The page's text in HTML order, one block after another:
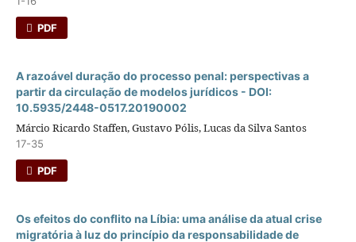
PDF
A razoável duração do processo penal: perspectivas a
partir da circulação de modelos jurí­dicos - DOI:
10.5935/2448-0517.20190002
Márcio Ricardo Staffen, Gustavo Pólis, Lucas da Silva Santos
17-35
PDF
Os efeitos do conflito na Lí­bia: uma análise da atual crise
migratória à luz do princí­pio da responsabilidade de